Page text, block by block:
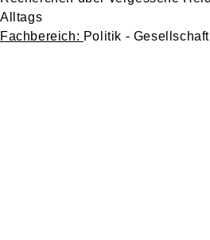
Alltags
Fachbereich: Politik -